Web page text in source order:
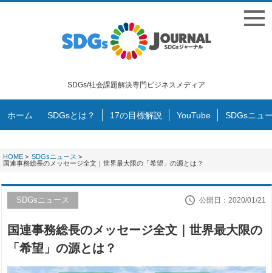
SDGs/社会課題解決専門ビジネスメディア
ホーム SDGsとは？ 17の目標解説 YouTube SDGsニュ
HOME > SDGsニュース >
国連事務総長のメッセージ全文｜世界最大限の「希望」の源とは？
SDGsニュース 公開日：2020/01/21
国連事務総長のメッセージ全文｜世界最大限の
「希望」の源とは？